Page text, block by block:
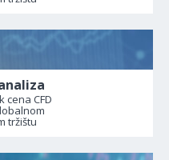
cena CFD
tržištu